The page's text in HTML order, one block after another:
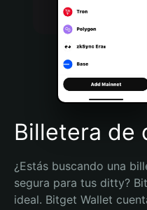
Português (Brasil)
Español (Argentina)
Billetera de
¿Estás buscando una
segura para tus ditty?
ideal. Bitget Wallet